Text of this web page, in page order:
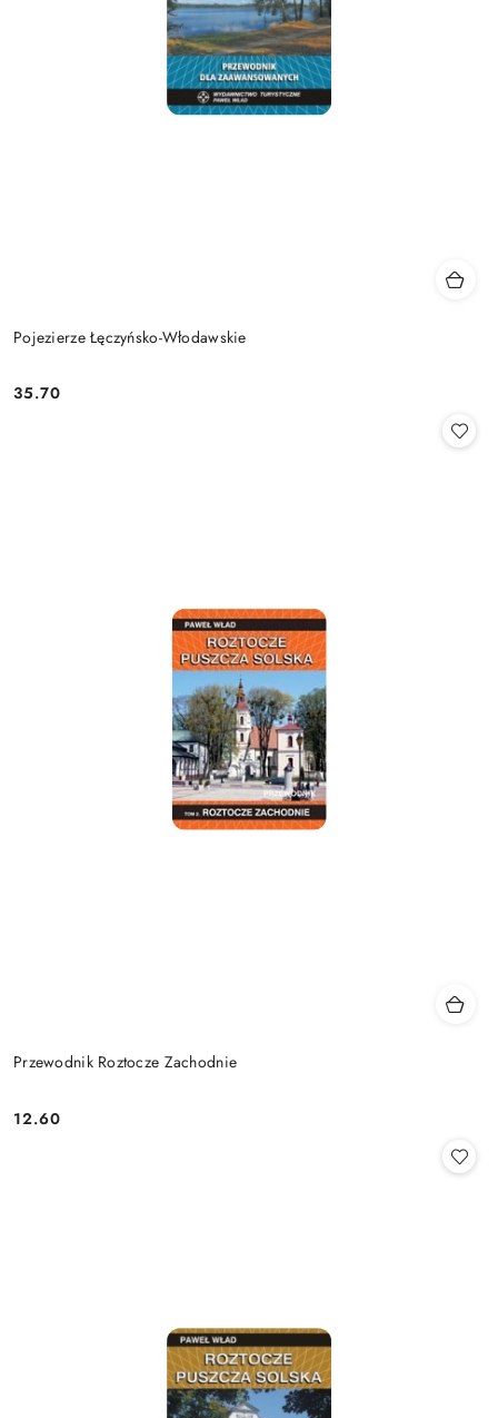
Pojezierze Łęczyńsko-Włodawskie
Cena:
35.70
Przewodnik Roztocze Zachodnie
Cena:
12.60